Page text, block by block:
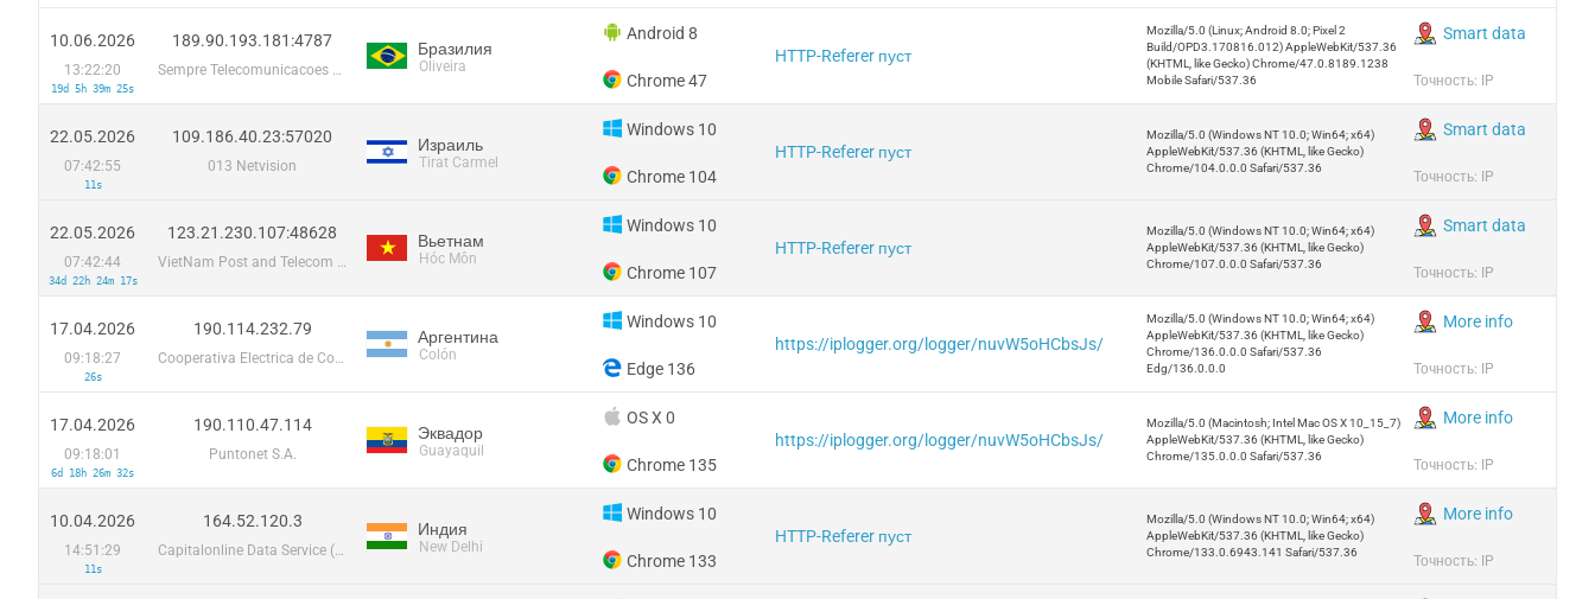
10.06.2026
13:22:20
19d 5h 39m 25s
189.90.193.181:4787
Sempre Telecomunicacoes Ltda
Бразилия
Oliveira
Android 8
Chrome 47
HTTP-Referer пуст
Mozilla/5.0 (Linux; Android 8.0; Pixel 2
Build/OPD3.170816.012) AppleWebKit/537.36
(KHTML, like Gecko) Chrome/47.0.8189.1238
Mobile Safari/537.36
Smart data
Точность: IP
22.05.2026
07:42:55
11s
109.186.40.23:57020
013 Netvision
Израиль
Tirat Carmel
Windows 10
Chrome 104
HTTP-Referer пуст
Mozilla/5.0 (Windows NT 10.0; Win64; x64)
AppleWebKit/537.36 (KHTML, like Gecko)
Chrome/104.0.0.0 Safari/537.36
Smart data
Точность: IP
22.05.2026
07:42:44
34d 22h 24m 17s
123.21.230.107:48628
VietNam Post and Telecom Corporation
Вьетнам
Hóc Môn
Windows 10
Chrome 107
HTTP-Referer пуст
Mozilla/5.0 (Windows NT 10.0; Win64; x64)
AppleWebKit/537.36 (KHTML, like Gecko)
Chrome/107.0.0.0 Safari/537.36
Smart data
Точность: IP
17.04.2026
09:18:27
26s
190.114.232.79
Cooperativa Electrica de Colon (BA) LTDA
Аргентина
Colón
Windows 10
Edge 136
https://iplogger.org/logger/nuvW5oHCbsJs/
Mozilla/5.0 (Windows NT 10.0; Win64; x64)
AppleWebKit/537.36 (KHTML, like Gecko)
Chrome/136.0.0.0 Safari/537.36
Edg/136.0.0.0
More info
Точность: IP
17.04.2026
09:18:01
6d 18h 26m 32s
190.110.47.114
Puntonet S.A.
Эквадор
Guayaquil
OS X 0
Chrome 135
https://iplogger.org/logger/nuvW5oHCbsJs/
Mozilla/5.0 (Macintosh; Intel Mac OS X 10_15_7)
AppleWebKit/537.36 (KHTML, like Gecko)
Chrome/135.0.0.0 Safari/537.36
More info
Точность: IP
10.04.2026
14:51:29
11s
164.52.120.3
Capitalonline Data Service (HK) Co
Индия
New Delhi
Windows 10
Chrome 133
HTTP-Referer пуст
Mozilla/5.0 (Windows NT 10.0; Win64; x64)
AppleWebKit/537.36 (KHTML, like Gecko)
Chrome/133.0.6943.141 Safari/537.36
More info
Точность: IP